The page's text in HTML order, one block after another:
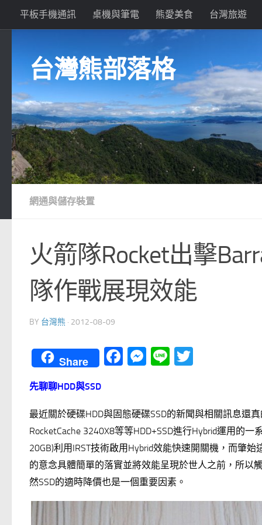
Skip to content
平板手機通訊 桌機與筆電 熊愛美食 台灣旅遊
台灣熊部落格
網通與儲存裝置
火箭隊Rocket出擊
隊作戰展現效能
BY 台灣熊 · 2012-08-09
Share Facebook
Messenger
Line
先聊聊HDD與SSD
最近關於硬碟HDD與固態硬碟SSD的新聞與相關訊息還
RocketCache 3240X8等等HDD+SSD進行Hybrid運用的
20GB)利用IRST技術啟用Hybrid效能快速開關機，而肇
的意念具體簡單的落實並將效能呈現於世人之前，所以
然SSD的適時降價也是一個重要因素。